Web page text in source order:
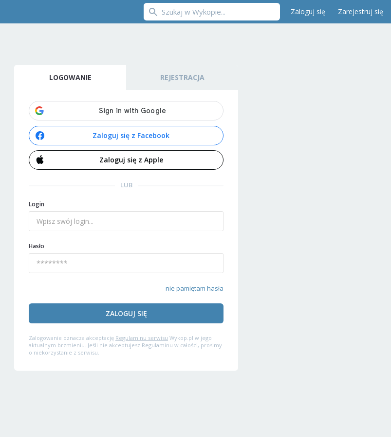
Zaloguj się Zarejestruj się
LOGOWANIE REJESTRACJA
Zaloguj się z Facebook
Zaloguj się z Apple
LUB
Login
Hasło
nie pamiętam hasła
ZALOGUJ SIĘ
Zalogowanie oznacza akceptację Regulaminu serwisu Wykop.pl w jego
aktualnym brzmieniu. Jeśli nie akceptujesz Regulaminu w całości, prosimy
o niekorzystanie z serwisu.